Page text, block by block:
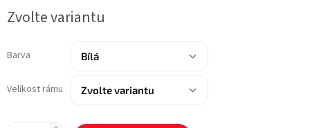
cena:
Zvolte variantu
Barva
Velikost rámu